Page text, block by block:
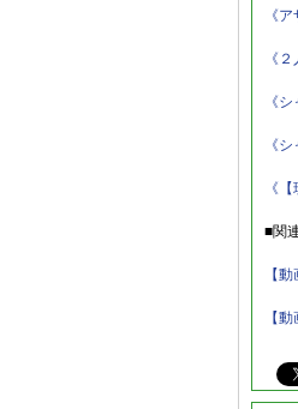
《
《
《
《
《
■関
【
【